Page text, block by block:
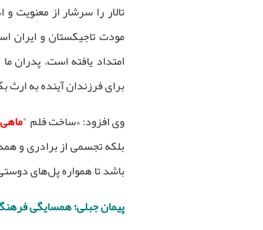
تالار را سرشار از
مودت تاجیکستان و ایران
امتداد یافته است. پدران
برای فرزندان آینده به ارث
وی افزود: «ساخت فلم "
بلکه تجسمی از برادری و
باشد تا همواره پل‌های
پیمان جبلی؛ همسایگی